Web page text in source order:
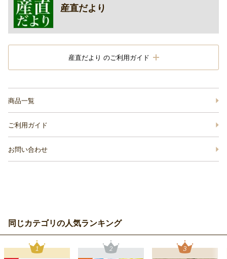
産直だより
産直だより のご利用ガイド
商品一覧
ご利用ガイド
お問い合わせ
同じカテゴリの人気ランキング